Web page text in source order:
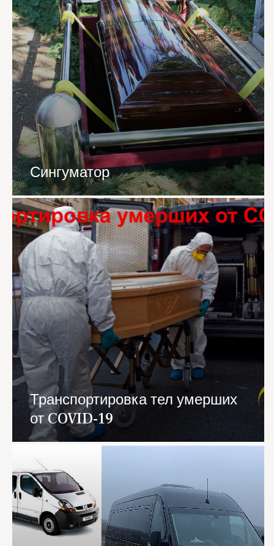
Сингуматор
Транспортировка тел умерших
от COVID-19